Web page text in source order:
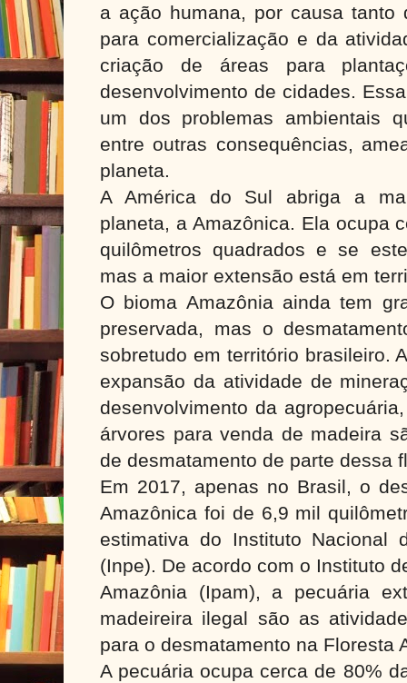
a ação humana, por causa tanto
para comercialização e da
criação de áreas para
desenvolvimento de cidades.
um dos problemas ambientais
entre outras consequências,
planeta.
A América do Sul abriga a
planeta, a Amazônica. Ela ocupa
quilômetros quadrados e se
mas a maior extensão está em
O bioma Amazônia ainda tem
preservada, mas o
sobretudo em território brasileiro.
expansão da atividade de
desenvolvimento da
árvores para venda de madeira
de desmatamento de parte dessa
Em 2017, apenas no Brasil, o
Amazônica foi de 6,9 mil
estimativa do Instituto Nacional
(Inpe). De acordo com o Instituto
Amazônia (Ipam), a pecuária
madeireira ilegal são as
para o desmatamento na Floresta
A pecuária ocupa cerca de 80%